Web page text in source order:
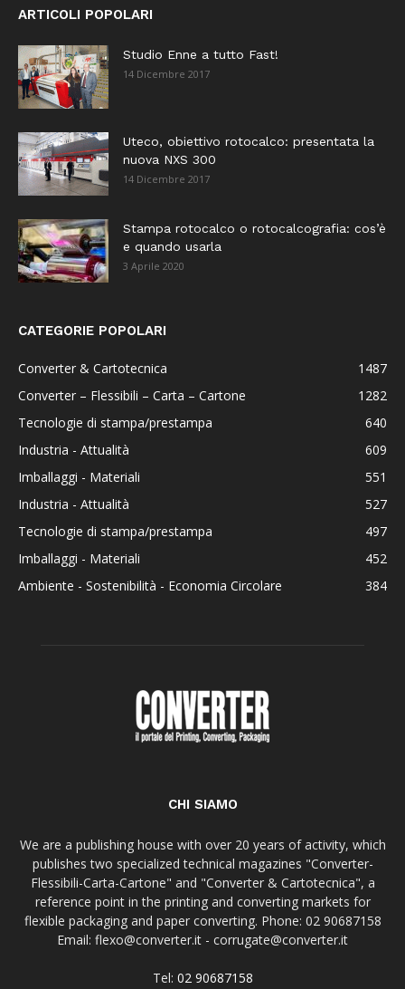
ARTICOLI POPOLARI
Studio Enne a tutto Fast!
14 Dicembre 2017
Uteco, obiettivo rotocalco: presentata la
nuova NXS 300
14 Dicembre 2017
Stampa rotocalco o rotocalcografia: cos’è
e quando usarla
3 Aprile 2020
CATEGORIE POPOLARI
Converter & Cartotecnica
1487
Converter – Flessibili – Carta – Cartone
1282
Tecnologie di stampa/prestampa
640
Industria - Attualità
609
Imballaggi - Materiali
551
Industria - Attualità
527
Tecnologie di stampa/prestampa
497
Imballaggi - Materiali
452
Ambiente - Sostenibilità - Economia Circolare
384
CHI SIAMO
We are a publishing house with over 20 years of activity, which
publishes two specialized technical magazines "Converter-
Flessibili-Carta-Cartone" and "Converter & Cartotecnica", a
reference point in the printing and converting markets for
flexible packaging and paper converting. Phone: 02 90687158
Email: flexo@converter.it - corrugate@converter.it
Tel: 02 90687158